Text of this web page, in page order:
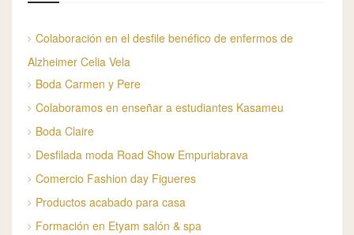
Colaboración en el desfile benéfico de enfermos de
Alzheimer Celia Vela
Boda Carmen y Pere
Colaboramos en enseñar a estudiantes Kasameu
Boda Claire
Desfilada moda Road Show Empuriabrava
Comercio Fashion day Figueres
Productos acabado para casa
Formación en Etyam salón & spa